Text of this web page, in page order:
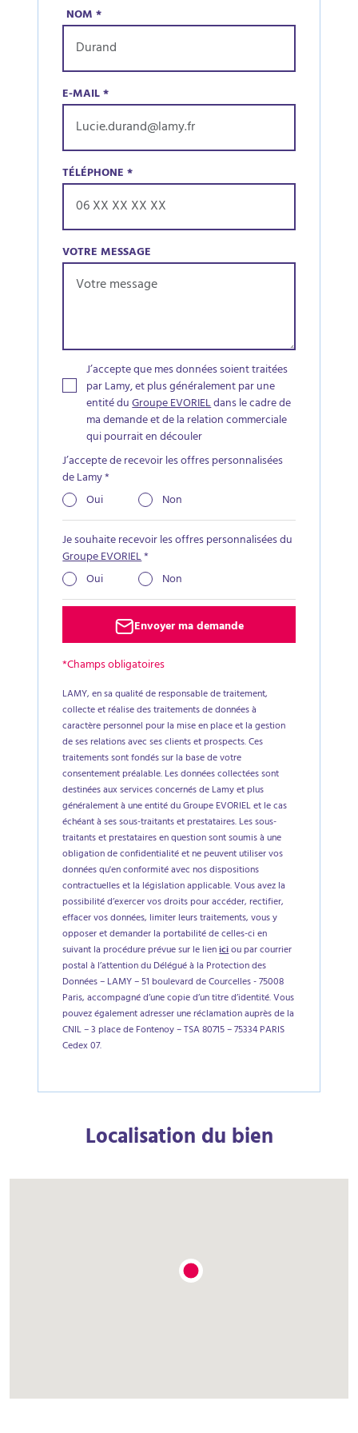
NOM*
E-MAIL*
TÉLÉPHONE*
VOTRE MESSAGE
J’accepte que mes données soient traitées
par Lamy, et plus généralement par une
entité duGroupe EVORIELdans le cadre de
ma demande et de la relation commerciale
qui pourrait en découler
J’accepte de recevoir les offres personnalisées
de Lamy*
Oui
Non
Je souhaite recevoir les offres personnalisées du
Groupe EVORIEL*
Oui
Non
Envoyer ma demande
*Champs obligatoires
LAMY, en sa qualité de responsable de traitement,
collecte et réalise des traitements de données à
caractère personnel pour la mise en place et la gestion
de ses relations avec ses clients et prospects. Ces
traitements sont fondés sur la base de votre
consentement préalable. Les données collectées sont
destinées aux services concernés de Lamy et plus
généralement à une entité du Groupe EVORIEL et le cas
échéant à ses sous-traitants et prestataires. Les sous-
traitants et prestataires en question sont soumis à une
obligation de confidentialité et ne peuvent utiliser vos
données qu'en conformité avec nos dispositions
contractuelles et la législation applicable. Vous avez la
possibilité d’exercer vos droits pour accéder, rectifier,
effacer vos données, limiter leurs traitements, vous y
opposer et demander la portabilité de celles-ci en
suivant la procédure prévue sur le lieniciou par courrier
postal à l’attention du Délégué à la Protection des
Données – LAMY – 51 boulevard de Courcelles - 75008
Paris, accompagné d’une copie d’un titre d’identité. Vous
pouvez également adresser une réclamation auprès de la
CNIL – 3 place de Fontenoy – TSA 80715 – 75334 PARIS
Cedex 07.
Localisation du bien